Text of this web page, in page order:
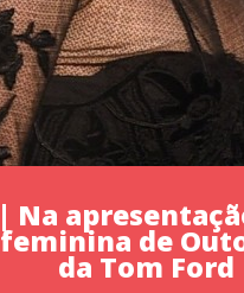
Na
de
da Tom Ford